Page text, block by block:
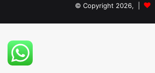
© Copyright 2026, |